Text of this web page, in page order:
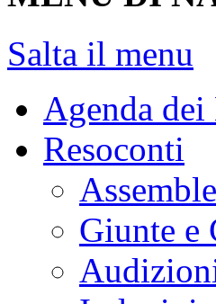
Salta il menu
Agenda
Resoconti
Giunte e